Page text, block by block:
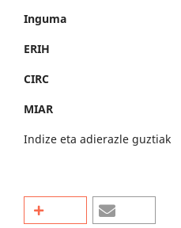
Inguma
ERIH
CIRC
MIAR
Indize eta adierazle guztiak